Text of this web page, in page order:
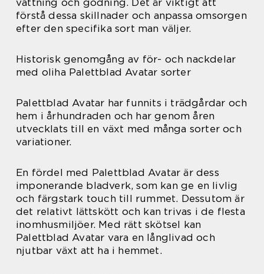
förstå dessa skillnader och anpassa omsorgen
efter den specifika sort man väljer.
Historisk genomgång av för- och nackdelar
med oliha Palettblad Avatar sorter
Palettblad Avatar har funnits i trädgårdar och
hem i århundraden och har genom åren
utvecklats till en växt med många sorter och
variationer.
En fördel med Palettblad Avatar är dess
imponerande bladverk, som kan ge en livlig
och färgstark touch till rummet. Dessutom är
det relativt lättskött och kan trivas i de flesta
inomhusmiljöer. Med rätt skötsel kan
Palettblad Avatar vara en långlivad och
njutbar växt att ha i hemmet.